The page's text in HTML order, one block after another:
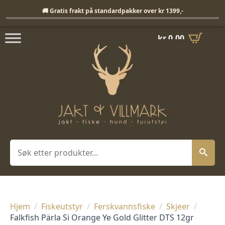
kr0,00
Søk
Hjem Fiskeutstyr Ferskvannsfiske
Skjeer
Falkfish Pärla Si Orange Ye Gold Glitter DTS 12gr
🚚 Gratis frakt på standardpakker over kr 1399,-